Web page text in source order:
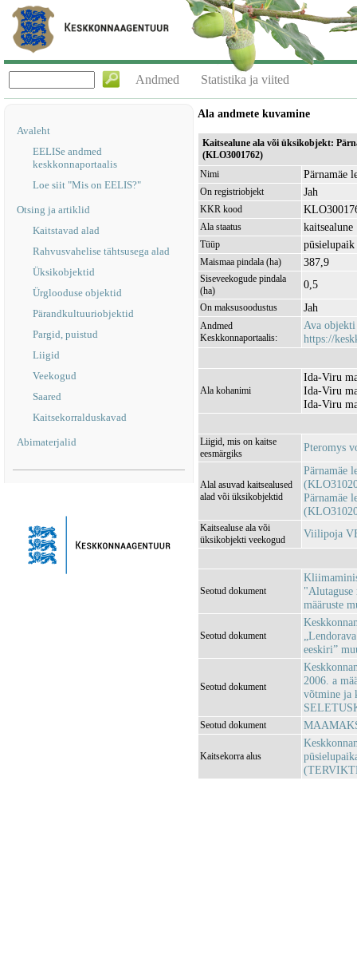
Andmed Statistika ja viited
Avaleht
EELISe andmed
keskkonnaportaalis
Loe siit "Mis on EELIS?"
Otsing ja artiklid
Kaitstavad alad
Rahvusvahelise tähtsusega alad
Üksikobjektid
Ürglooduse objektid
Pärandkultuuriobjektid
Pargid, puistud
Liigid
Veekogud
Saared
Kaitsekorralduskavad
Abimaterjalid
Ala andmete kuvamine
Kaitsealune ala või üksikobjekt:
(KLO3001762)
Nimi
Pärnamäe
On registriobjekt Jah
KKR kood
Ala staatus kaitsealune
Tüüp püsielupaik
Maismaa pindala (ha) 387,9
Siseveekogude pindala
(ha)
0,5
On maksusoodustus Jah
Andmed
Keskkonnaportaalis:
Ava objekti
https://
Ala kohanimi
Ida-Viru
Ida-Viru
Ida-Viru
Liigid, mis on kaitse
eesmärgiks
Pteromys
Alal asuvad kaitsealused
alad või üksikobjektid
Pärnamäe
Pärnamäe
Kaitsealuse ala või
üksikobjekti veekogud
Viilipoja
Seotud dokument
"Alutaguse
määruste
Seotud dokument
eeskiri”
Seotud dokument
2006. a
võtmine ja
Seotud dokument
Kaitsekorra alus